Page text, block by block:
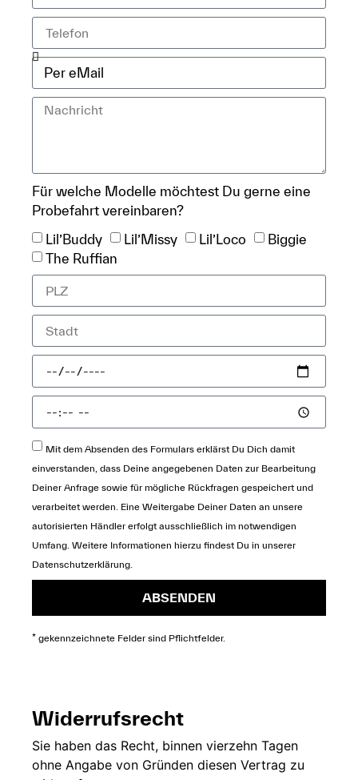
Für welche Modelle möchtest Du gerne eine
Probefahrt vereinbaren?
Lil’Buddy
Lil’Missy Lil’Loco
Biggie
The Ruffian
Mit dem Absenden des Formulars erklärst Du Dich damit
einverstanden, dass Deine angegebenen Daten zur Bearbeitung
Deiner Anfrage sowie für mögliche Rückfragen gespeichert und
verarbeitet werden. Eine Weitergabe Deiner Daten an unsere
autorisierten Händler erfolgt ausschließlich im notwendigen
Umfang. Weitere Informationen hierzu findest Du in unserer
Datenschutzerklärung
ABSENDEN
* gekennzeichnete Felder sind Pflichtfelder.
Widerrufsrecht
Sie haben das Recht, binnen vierzehn Tagen
ohne Angabe von Gründen diesen Vertrag zu